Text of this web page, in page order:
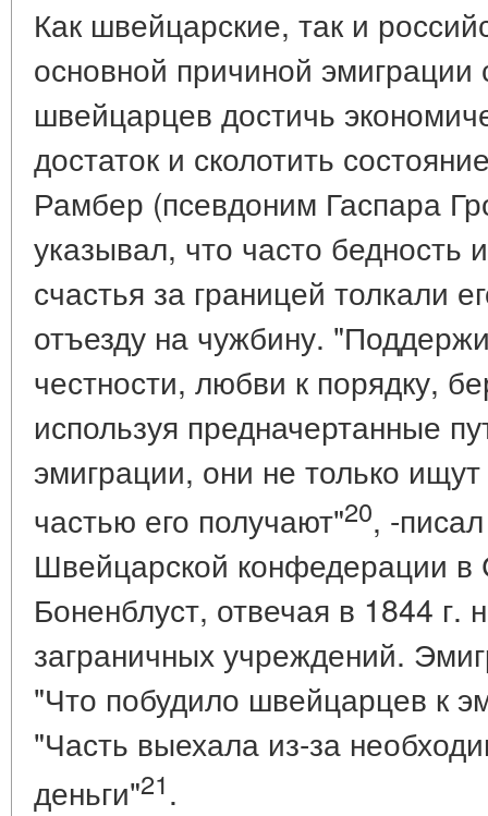
Как швейцарские, так и
основной причиной
швейцарцев достичь
достаток и сколотить
Рамбер (псевдоним Гаспара
указывал, что часто бедность
счастья за границей толкали
отъезду на чужбину.
честности, любви к порядку,
используя предначертанные
эмиграции, они не только
частью его получают"20, -
Швейцарской конфедерации в
Боненблуст, отвечая в 1844 г.
заграничных учреждений.
"Что побудило швейцарцев к
"Часть выехала из-за
деньги"21.